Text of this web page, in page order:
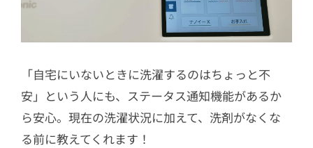
「自宅にいないときに洗濯するのはちょっと不
安」という人にも、ステータス通知機能があるか
ら安心。現在の洗濯状況に加えて、洗剤がなくな
る前に教えてくれます！